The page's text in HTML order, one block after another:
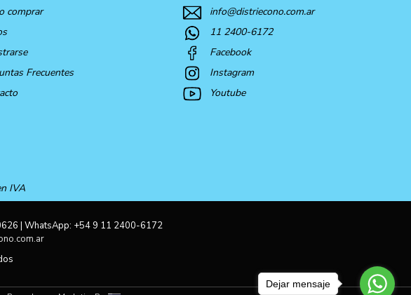
comprar
Frecuentes
info@distriecono.com.ar
11 2400-6172
Facebook
Instagram
Youtube
IVA
| WhatsApp: +54 9 11 2400-6172
Dejar mensaje